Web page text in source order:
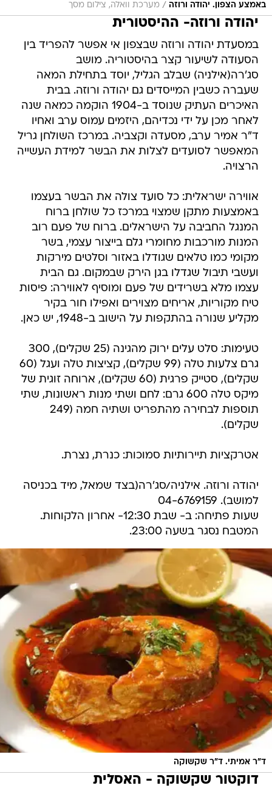
באמצע הצפון. יהודה ורוזה / מערכת וואלה, צילום מסך
יהודה ורוזה- ההיסטורית
במסעדת יהודה ורוזה שבצפון אי אפשר להפריד בין
הסעודה לשיעור קצר בהיסטוריה. מושב
סג'רה(אילניה) שבלב הגליל, יוסד בתחילת המאה
שעברה כשבין המייסדים גם יהודה ורוזה. בבית
האיכרים העתיק שנוסד ב-1904 הוקמה כמאה שנה
לאחר מכן על ידי נכדיהם, היזמים עמוס ערב ואחיו
ד"ר אמיר ערב, מסעדה וקצביה. במרכז השולחן גריל
המאפשר לסועדים לצלות את הבשר למידת העשייה
הרצויה.
אווירה ישראלית: כל סועד צולה את הבשר בעצמו
באמצעות מתקן שמצוי במרכז כל שולחן ברוח
המנגל החביבה על הישראלים. ברוח של פעם רוב
המנות מורכבות מחומרי גלם בייצור עצמי, בשר
מקומי כמו טלאים שגודלו באזור וסלטים מירקות
ועשבי תיבול שגדלו בגן הירק שבמקום. גם הבית
עצמו מלא בשרידים של פעם ומוסיף לאווירה: פיסות
טיח מקוריות, אריחים מצוירים ואפילו חור בקיר
מקליע שנורה בהתקפות על הישוב ב-1948, יש כאן.
טעימות: סלט עלים ירוק מהגינה (25 שקלים), 300
גרם צלעות טלה (99 שקלים), קציצות טלה ועגל (60
שקלים), סטייק פרגית (60 שקלים), ארוחה זוגית של
מיקס טלה 600 גרם: לחם ושתי מנות ראשונות, שתי
תוספות לבחירה מהתפריט ושתיה חמה (249
שקלים).
אטרקציות תיירותיות סמוכות: כנרת, נצרת.
יהודה ורוזה. אילניה/סג'רה(בצד שמאל, מיד בכניסה
למושב). 04-6769159
שעות פתיחה: ב- שבת 12:30- אחרון הלקוחות.
המטבח נסגר בשעה 23:00.
ד"ר אמיתי. ד"ר שקשוקה
דוקטור שקשוקה - האסלית